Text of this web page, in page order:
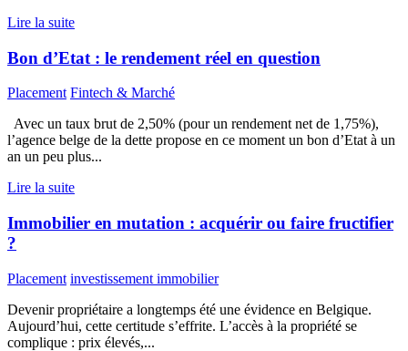
Lire la suite
Bon d’Etat : le rendement réel en question
Placement Fintech & Marché
Avec un taux brut de 2,50% (pour un rendement net de 1,75%),
l’agence belge de la dette propose en ce moment un bon d’Etat à un
an un peu plus...
Lire la suite
Immobilier en mutation : acquérir ou faire fructifier
?
Placement investissement immobilier
Devenir propriétaire a longtemps été une évidence en Belgique.
Aujourd’hui, cette certitude s’effrite. L’accès à la propriété se
complique : prix élevés,...